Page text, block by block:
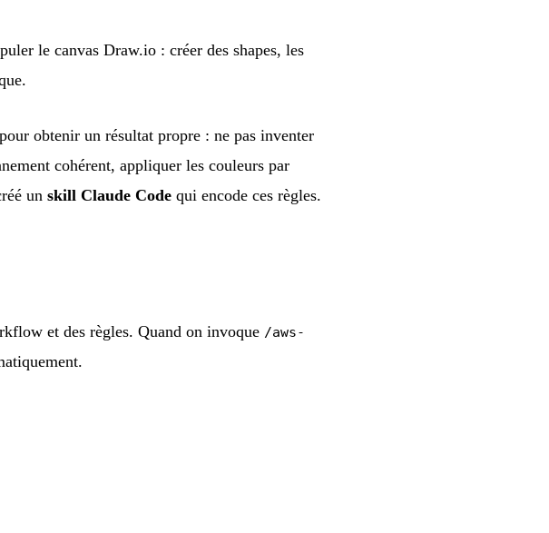
le canvas Draw.io : créer des shapes, les
obtenir un résultat propre : ne pas inventer
cohérent, appliquer les couleurs par
un skill Claude Code qui encode ces règles.
et des règles. Quand on invoque /aws-